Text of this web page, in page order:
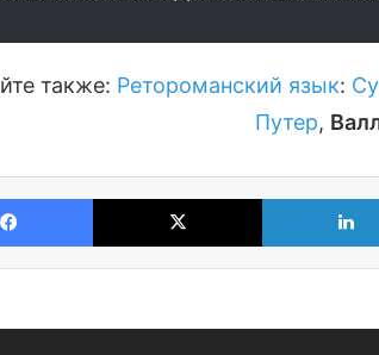
также: Ретороманский язык:
Путер,
Facebook X